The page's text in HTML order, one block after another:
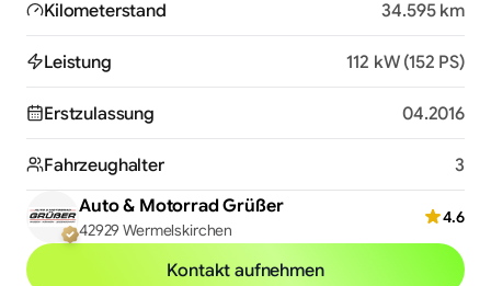
Kilometerstand
34.595 km
Leistung
112 kW (152 PS)
Erstzulassung
04.2016
Fahrzeughalter
3
Auto & Motorrad Grüßer
42929 Wermelskirchen 4.6
Kontakt aufnehmen